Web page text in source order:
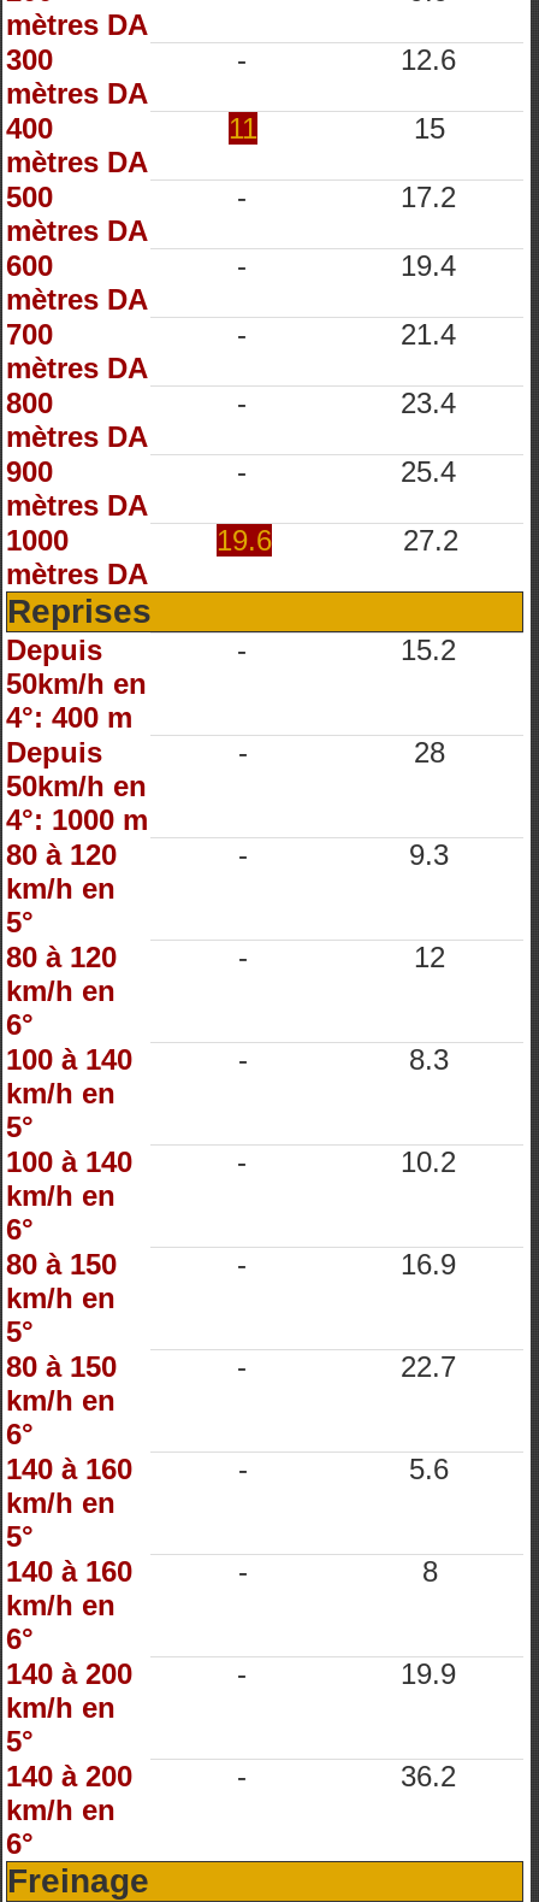
mètres DA
300
mètres DA
- 12.6
400
mètres DA
11 15
500
mètres DA
- 17.2
600
mètres DA
- 19.4
700
mètres DA
- 21.4
800
mètres DA
- 23.4
900
mètres DA
- 25.4
1000
mètres DA
19.6 27.2
Reprises
Depuis
50km/h en
4°: 400 m
- 15.2
Depuis
50km/h en
4°: 1000 m
- 28
80 à 120
km/h en
5°
- 9.3
80 à 120
km/h en
6°
- 12
100 à 140
km/h en
5°
- 8.3
100 à 140
km/h en
6°
- 10.2
80 à 150
km/h en
5°
- 16.9
80 à 150
km/h en
6°
- 22.7
140 à 160
km/h en
5°
- 5.6
140 à 160
km/h en
6°
- 8
140 à 200
km/h en
5°
- 19.9
140 à 200
km/h en
6°
- 36.2
Freinage